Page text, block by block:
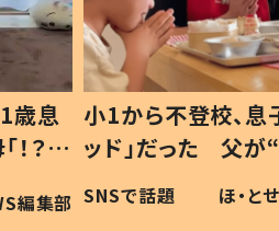
フテ
食”を
編集部
ひ孫にデレデレ
が、抱っこすると
「涙が出ました」
い」
ほ・